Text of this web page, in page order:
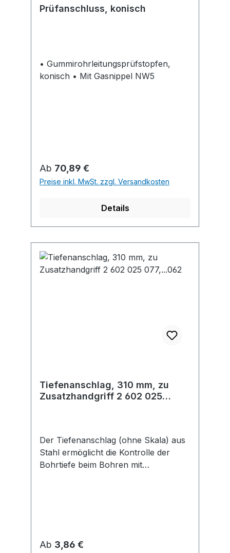
Prüfanschluss, konisch
• Gummirohrleitungsprüfstopfen,
konisch • Mit Gasnippel NW5
Regulärer Preis:
Ab 70,89 €
Preise inkl. MwSt. zzgl. Versandkosten
Details
Tiefenanschlag, 310 mm, zu
Zusatzhandgriff 2 602 025
Der Tiefenanschlag (ohne Skala) aus
Stahl ermöglicht die Kontrolle der
Bohrtiefe beim Bohren mit
Regulärer Preis:
Ab 3,86 €